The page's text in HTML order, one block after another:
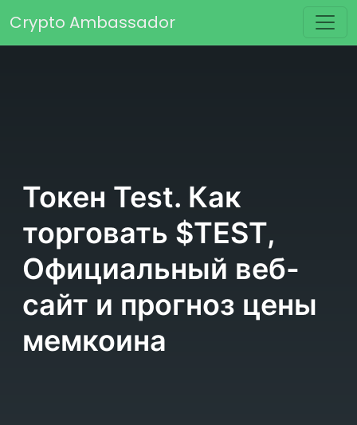
Основная навигация
Crypto Ambassador
Токен Test. Как
торговать $TEST,
Официальный веб-
сайт и прогноз цены
мемкоина